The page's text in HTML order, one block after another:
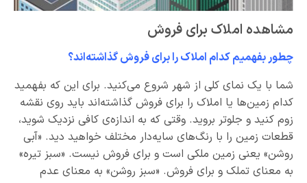
مشاهده املاک برای فروش
چطور بفهمیم کدام املاک را برای فروش گذاشته‌اند؟
شما با یک نمای کلی از شهر شروع می‌کنید. برای این که بفهمید
کدام زمین‌ها یا املاک را برای فروش گذاشته‌‌اند باید روی نقشه
زوم کنید و جلوتر بروید. وقتی که به اندازه‌ی کافی نزدیک شوید،
قطعات زمین را با رنگ‌های سایه‌دار مختلف خواهید دید. «آبی
روشن» یعنی زمین ملکی است و برای فروش نیست. «سبز تیره»
به معنای تملک و برای فروش. «سبز روشن» به معنای عدم